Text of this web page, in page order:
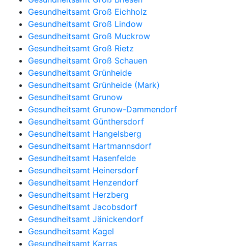
Gesundheitsamt Groß Eichholz
Gesundheitsamt Groß Lindow
Gesundheitsamt Groß Muckrow
Gesundheitsamt Groß Rietz
Gesundheitsamt Groß Schauen
Gesundheitsamt Grünheide
Gesundheitsamt Grünheide (Mark)
Gesundheitsamt Grunow
Gesundheitsamt Grunow-Dammendorf
Gesundheitsamt Günthersdorf
Gesundheitsamt Hangelsberg
Gesundheitsamt Hartmannsdorf
Gesundheitsamt Hasenfelde
Gesundheitsamt Heinersdorf
Gesundheitsamt Henzendorf
Gesundheitsamt Herzberg
Gesundheitsamt Jacobsdorf
Gesundheitsamt Jänickendorf
Gesundheitsamt Kagel
Gesundheitsamt Karras